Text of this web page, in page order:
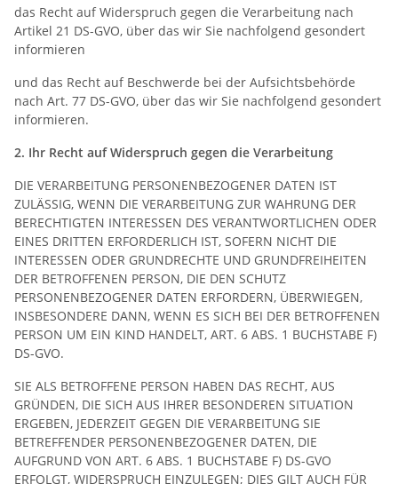
das Recht auf Widerspruch gegen die Verarbeitung nach
Artikel 21 DS-GVO, über das wir Sie nachfolgend gesondert
informieren
und das Recht auf Beschwerde bei der Aufsichtsbehörde
nach Art. 77 DS-GVO, über das wir Sie nachfolgend gesondert
informieren.
2. Ihr Recht auf Widerspruch gegen die Verarbeitung
DIE VERARBEITUNG PERSONENBEZOGENER DATEN IST
ZULÄSSIG, WENN DIE VERARBEITUNG ZUR WAHRUNG DER
BERECHTIGTEN INTERESSEN DES VERANTWORTLICHEN ODER
EINES DRITTEN ERFORDERLICH IST, SOFERN NICHT DIE
INTERESSEN ODER GRUNDRECHTE UND GRUNDFREIHEITEN
DER BETROFFENEN PERSON, DIE DEN SCHUTZ
PERSONENBEZOGENER DATEN ERFORDERN, ÜBERWIEGEN,
INSBESONDERE DANN, WENN ES SICH BEI DER BETROFFENEN
PERSON UM EIN KIND HANDELT, ART. 6 ABS. 1 BUCHSTABE F)
DS-GVO.
SIE ALS BETROFFENE PERSON HABEN DAS RECHT, AUS
GRÜNDEN, DIE SICH AUS IHRER BESONDEREN SITUATION
ERGEBEN, JEDERZEIT GEGEN DIE VERARBEITUNG SIE
BETREFFENDER PERSONENBEZOGENER DATEN, DIE
AUFGRUND VON ART. 6 ABS. 1 BUCHSTABE F) DS-GVO
ERFOLGT, WIDERSPRUCH EINZULEGEN; DIES GILT AUCH FÜR